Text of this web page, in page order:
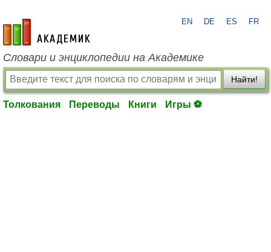
academic.ru
EN DE ES FR
Словари и энциклопедии на Академике
Найти!
Толкования Переводы Книги Игры ⚽